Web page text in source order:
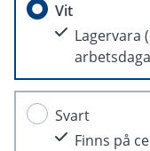
Vit
Lagervara
Svart
Finns på